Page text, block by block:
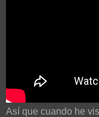
Así que cuando he